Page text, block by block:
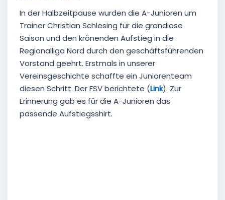
In der Halbzeitpause wurden die A-Junioren um
Trainer Christian Schlesing für die grandiose
Saison und den krönenden Aufstieg in die
Regionalliga Nord durch den geschäftsführenden
Vorstand geehrt. Erstmals in unserer
Vereinsgeschichte schaffte ein Juniorenteam
diesen Schritt. Der FSV berichtete (Link). Zur
Erinnerung gab es für die A-Junioren das
passende Aufstiegsshirt.